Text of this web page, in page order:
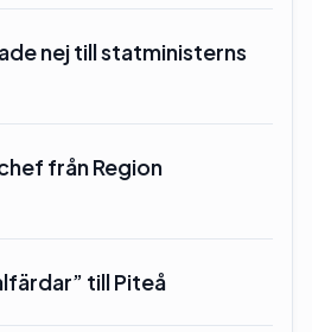
nej till statministerns
från Region
till Piteå